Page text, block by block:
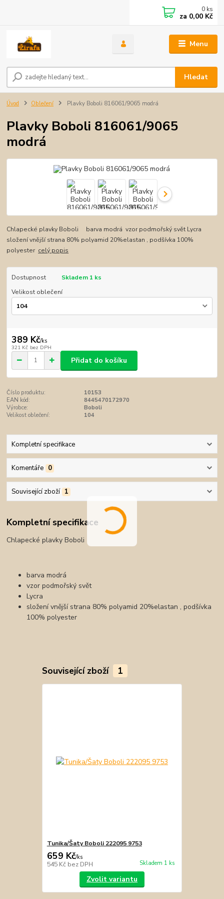
Menu
Hledat
0 ks
za 0,00 Kč
Úvod Oblečení Plavky Boboli 816061/9065 modrá
Plavky Boboli 816061/9065
modrá
Chlapecké plavky Boboli barva modrá vzor podmořský svět Lycra
složení vnější strana 80% polyamid 20%elastan , podšívka 100%
polyester celý popis
Dostupnost
Skladem 1 ks
Velikost oblečení
389 Kč/ks
321 Kč bez DPH
Přidat do košíku
Číslo produktu:
10153
EAN kód:
8445470172970
Výrobce:
Boboli
Velikost oblečení:
104
Kompletní specifikace
Komentáře 0
Související zboží 1
Kompletní specifikace
Chlapecké plavky Boboli
barva modrá
vzor podmořský svět
Lycra
složení vnější strana 80% polyamid 20%elastan , podšívka
100% polyester
Související zboží 1
Tunika/Šaty Boboli 222095 9753
659 Kč/ks
545 Kč bez DPH Skladem 1 ks
Zvolit variantu